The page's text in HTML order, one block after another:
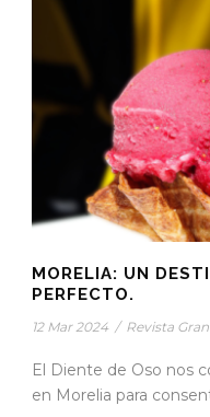
MORELIA: UN
PERFECTO.
12 Mar 2024 / Revista
El Diente de Oso nos
en Morelia para